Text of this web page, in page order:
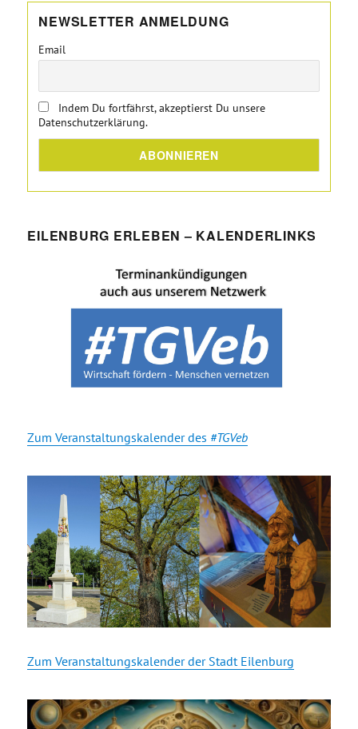
NEWSLETTER ANMELDUNG
Email
Indem Du fortfährst, akzeptierst Du unsere
Datenschutzerklärung.
EILENBURG ERLEBEN – KALENDERLINKS
Zum Veranstaltungskalender des #TGVeb
Zum Veranstaltungskalender der Stadt Eilenburg